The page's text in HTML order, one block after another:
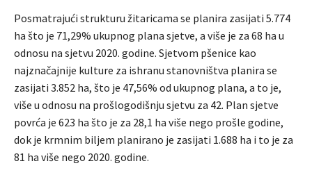
Posmatrajući strukturu žitaricama se planira zasijati 5.774
ha što je 71,29% ukupnog plana sjetve, a više je za 68 ha u
odnosu na sjetvu 2020. godine. Sjetvom pšenice kao
najznačajnije kulture za ishranu stanovništva planira se
zasijati 3.852 ha, što je 47,56% od ukupnog plana, a to je,
više u odnosu na prošlogodišnju sjetvu za 42. Plan sjetve
povrća je 623 ha što je za 28,1 ha više nego prošle godine,
dok je krmnim biljem planirano je zasijati 1.688 ha i to je za
81 ha više nego 2020. godine.